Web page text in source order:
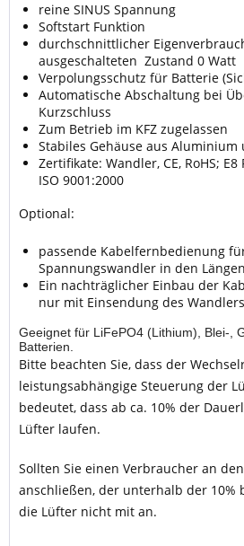
reine SINUS Spannung
Softstart Funktion
durchschnittlicher
ausgeschalteten Zustand 0 Watt
Verpolungsschutz für Batterie
Automatische Abschaltung bei
Kurzschluss
Zum Betrieb im KFZ zugelassen
Stabiles Gehäuse aus Aluminium
Zertifikate: Wandler, CE, RoHS;
ISO 9001:2000
Optional:
passende Kabelfernbedienung
Spannungswandler in den
Ein nachträglicher Einbau der
nur mit Einsendung des
Geeignet für LiFePO4 (Lithium), Blei-,
Batterien.
Bitte beachten Sie, dass der
leistungsabhängige Steuerung der
bedeutet, dass ab ca. 10% der
Lüfter laufen.
Sollten Sie einen Verbraucher an
anschließen, der unterhalb der 10%
die Lüfter nicht mit an.